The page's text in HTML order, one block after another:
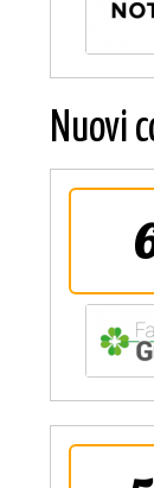
Nuovi